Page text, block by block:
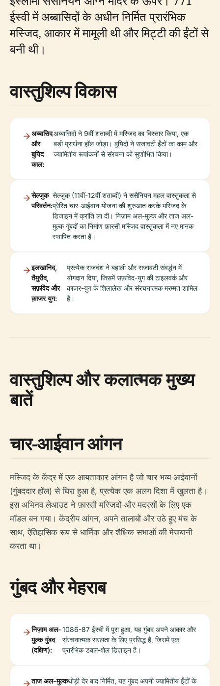
ईस्वी में अब्बासिदों के अधीन निर्मित प्रारंभिक
मस्जिद, आकार में मामूली थी और मिट्टी की ईंटों से
बनी थी।
वास्तुशिल्प विकास
अब्बासिद
और
बुयिद
काल:
अब्बासिदों ने 9वीं शताब्दी में मस्जिद का विस्तार किया, एक
बड़ी प्रार्थना हॉल जोड़ा। बुयिदों ने सजावटी ईंटों का काम और
ज्यामितीय रूपांकनों से संरचना को सुशोभित किया।
सेल्जुक
परिवर्तन:
सेल्जुक (11वीं-12वीं शताब्दी) ने ससैनियन महल वास्तुकला से
प्रेरित चार-आईवान योजना की शुरुआत करके मस्जिद के
डिजाइन में क्रांति ला दी। निज़ाम अल-मुल्क और ताज अल-
मुल्क गुंबदों का निर्माण फ़ारसी मस्जिद वास्तुकला में नए मानक
स्थापित करता है।
इलखानिद,
तैमुरीद,
सफ़विद और
क़ाजर युग:
प्रत्येक राजवंश ने बहाली और सजावटी संवर्द्धन में
योगदान दिया, जिसमें सफ़विद-युग की टाइलवर्क और
क़ाजर-युग के शिलालेख और संरचनात्मक मरम्मत शामिल
हैं।
वास्तुशिल्प और कलात्मक मुख्य
बातें
चार-आईवान आंगन
मस्जिद के केंद्र में एक आयताकार आंगन है जो चार भव्य आईवानों
(गुंबददार हॉल) से घिरा हुआ है, प्रत्येक एक अलग दिशा में खुलता है।
इस अभिनव लेआउट ने फ़ारसी मस्जिदों और मदरसों के लिए एक
मॉडल बन गया। केंद्रीय आंगन, अपने तालाबों और उठे हुए मंच के
साथ, ऐतिहासिक रूप से धार्मिक और शैक्षिक सभाओं की मेजबानी
करता था।
गुंबद और मेहराब
निज़ाम अल-
मुल्क गुंबद
(दक्षिण):
1086-87 ईस्वी में पूरा हुआ, यह गुंबद अपने आकार और
संरचनात्मक सरलता के लिए प्रसिद्ध है, जिसमें एक
प्रारंभिक डबल-शेल डिज़ाइन है।
ताज अल-मुल्कथोड़ी देर बाद निर्मित, यह गुंबद अपनी ज्यामितीय ईंटों के